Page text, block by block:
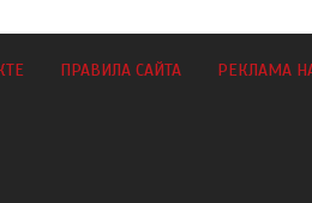
ПРАВИЛА САЙТА РЕКЛАМА